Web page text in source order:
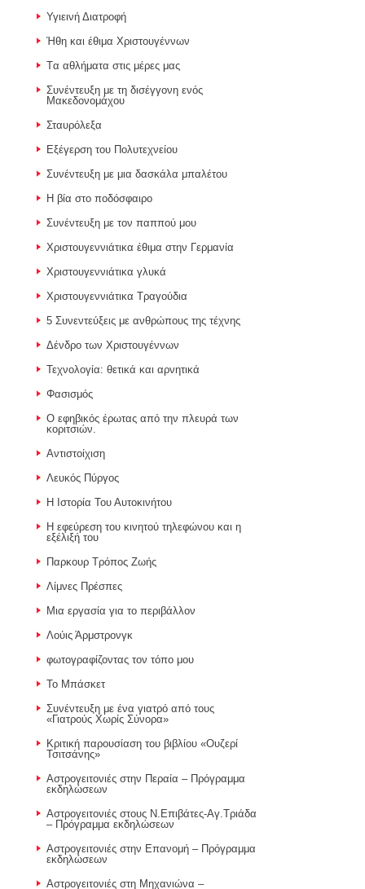
Υγιεινή Διατροφή
Ήθη και έθιμα Χριστουγέννων
Tα αθλήματα στις μέρες μας
Συνέντευξη με τη δισέγγονη ενός
Μακεδονομάχου
Σταυρόλεξα
Εξέγερση του Πολυτεχνείου
Συνέντευξη με μια δασκάλα μπαλέτου
Η βία στο ποδόσφαιρο
Συνέντευξη με τον παππού μου
Χριστουγεννιάτικα έθιμα στην Γερμανία
Χριστουγεννιάτικα γλυκά
Χριστουγεννιάτικα Τραγούδια
5 Συνεντεύξεις με ανθρώπους της τέχνης
Δένδρο των Χριστουγέννων
Τεχνολογία: θετικά και αρνητικά
Φασισμός
Ο εφηβικός έρωτας από την πλευρά των
κοριτσιών.
Αντιστοίχιση
Λευκός Πύργος
Η Ιστορία Του Αυτοκινήτου
Η εφεύρεση του κινητού τηλεφώνου και η
εξέλιξή του
Παρκουρ Τρόπος Ζωής
Λίμνες Πρέσπες
Μια εργασία για το περιβάλλον
Λούις Άρμστρονγκ
φωτογραφίζοντας τον τόπο μου
Το Μπάσκετ
Συνέντευξη με ένα γιατρό από τους
«Γιατρούς Χωρίς Σύνορα»
Κριτική παρουσίαση του βιβλίου «Ουζερί
Τσιτσάνης»
Αστρογειτονιές στην Περαία – Πρόγραμμα
εκδηλώσεων
Αστρογειτονιές στους Ν.Επιβάτες-Αγ.Τριάδα
– Πρόγραμμα εκδηλώσεων
Αστρογειτονιές στην Επανομή – Πρόγραμμα
εκδηλώσεων
Αστρογειτονιές στη Μηχανιώνα –